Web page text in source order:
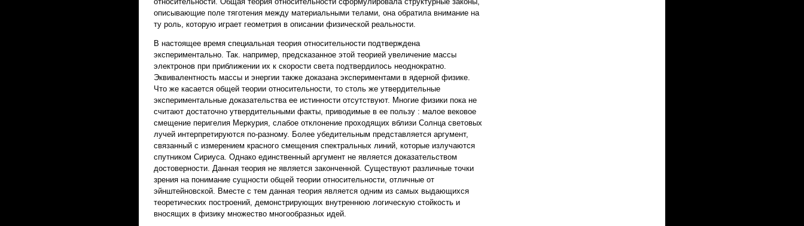
описывающие поле тяготения между материальными телами, она обратила внимание на
ту роль, которую играет геометрия в описании физической реальности.
В настоящее время специальная теория относительности подтверждена
экспериментально. Так. например, предсказанное этой теорией увеличение массы
электронов при приближении их к скорости света подтвердилось неоднократно.
Эквивалентность массы и энергии также доказана экспериментами в ядерной физике.
Что же касается общей теории относительности, то столь же утвердительные
экспериментальные доказательства ее истинности отсутствуют. Многие физики пока не
считают достаточно утвердительными факты, приводимые в ее пользу : малое вековое
смещение перигелия Меркурия, слабое отклонение проходящих вблизи Солнца световых
лучей интерпретируются по-разному. Более убедительным представляется аргумент,
связанный с измерением красного смещения спектральных линий, которые излучаются
спутником Сириуса. Однако единственный аргумент не является доказательством
достоверности. Данная теория не является законченной. Существуют различные точки
зрения на понимание сущности общей теории относительности, отличные от
эйнштейновской. Вместе с тем данная теория является одним из самых выдающихся
теоретических построений, демонстрирующих внутреннюю логическую стойкость и
вносящих в физику множество многообразных идей.